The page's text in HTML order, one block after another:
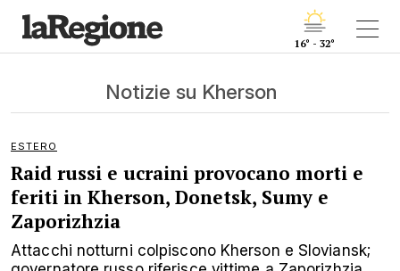
16° - 32°
Notizie su Kherson
ESTERO
Raid russi e ucraini provocano morti e
feriti in Kherson, Donetsk, Sumy e
Zaporizhzia
Attacchi notturni colpiscono Kherson e Sloviansk;